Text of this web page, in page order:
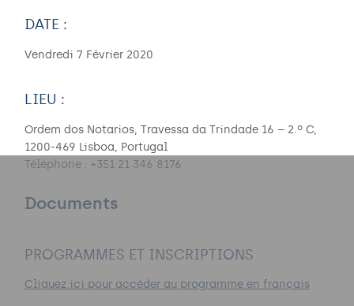
DATE :
Vendredi 7 Février 2020
LIEU :
Ordem dos Notarios, Travessa da Trindade 16 – 2.º C,
1200-469 Lisboa, Portugal
Téléphone : +351 21 346 8176
Documents
PROGRAMMES ET INSCRIPTIONS
Cliquez ici pour accéder au programme en français